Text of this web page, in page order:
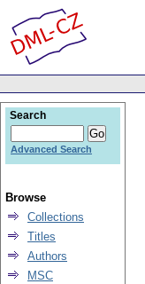
Search
Advanced Search
Browse
Collections
Titles
Authors
MSC